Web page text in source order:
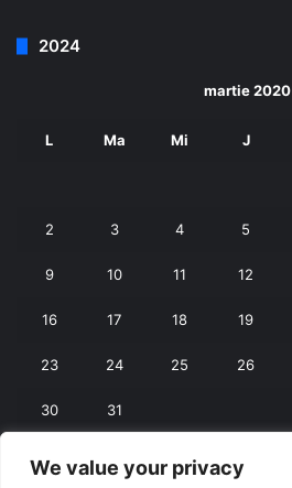
We value your privacy
2024
martie 2020
L Ma Mi J
2 3 4 5
9 10 11 12
16 17 18 19
23 24 25 26
30 31
« feb. apr. »